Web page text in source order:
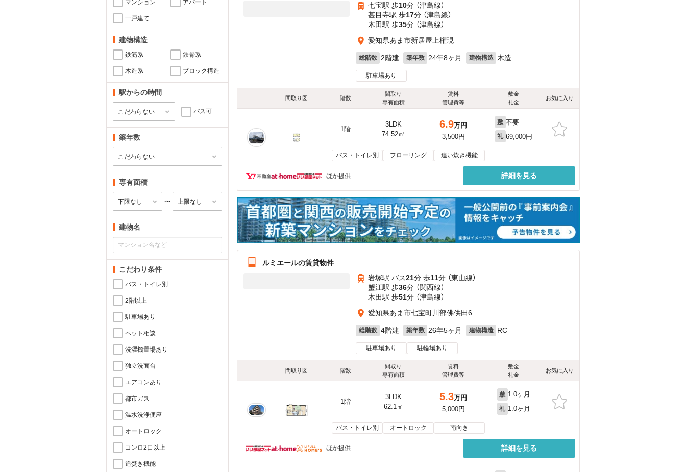
マンション アパート
一戸建て
建物構造
鉄筋系 鉄骨系
木造系 ブロック構造
駅からの時間
バス可
築年数
専有面積
〜
建物名
こだわり条件
バス・トイレ別
2階以上
駐車場あり
ペット相談
洗濯機置場あり
独立洗面台
エアコンあり
都市ガス
温水洗浄便座
オートロック
コンロ2口以上
追焚き機能
七宝駅 歩10分 （津島線）
甚目寺駅 歩17分 （津島線）
木田駅 歩35分 （津島線）
愛知県あま市新居屋上権現
総階数 2階建 築年数 24年8ヶ月 建物構造 木造
駐車場あり
間取り図 階数
間取り
専有面積
賃料
管理費等
敷金
礼金
お気に入り
1階
3LDK
74.52㎡
6.9万円
3,500円
敷 不要
礼 69,000円
バス・トイレ別 フローリング 追い炊き機能
ほか提供 詳細を見る
ルミエールの賃貸物件
岩塚駅 バス21分 歩11分 （東山線）
蟹江駅 歩36分 （関西線）
木田駅 歩51分 （津島線）
愛知県あま市七宝町川部佛供田6
総階数 4階建 築年数 26年5ヶ月 建物構造 RC
駐車場あり 駐輪場あり
間取り図 階数
間取り
専有面積
賃料
管理費等
敷金
礼金
お気に入り
1階
3LDK
62.1㎡
5.3万円
5,000円
敷 1.0ヶ月
礼 1.0ヶ月
バス・トイレ別 オートロック 南向き
ほか提供 詳細を見る